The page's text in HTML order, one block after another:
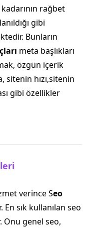
rağbet
gibi
Bunların
meta başlıkları
özgün içerik
hızı,sitenin
gibi özellikler
verince Seo
sık kullanılan seo
Onu genel seo,